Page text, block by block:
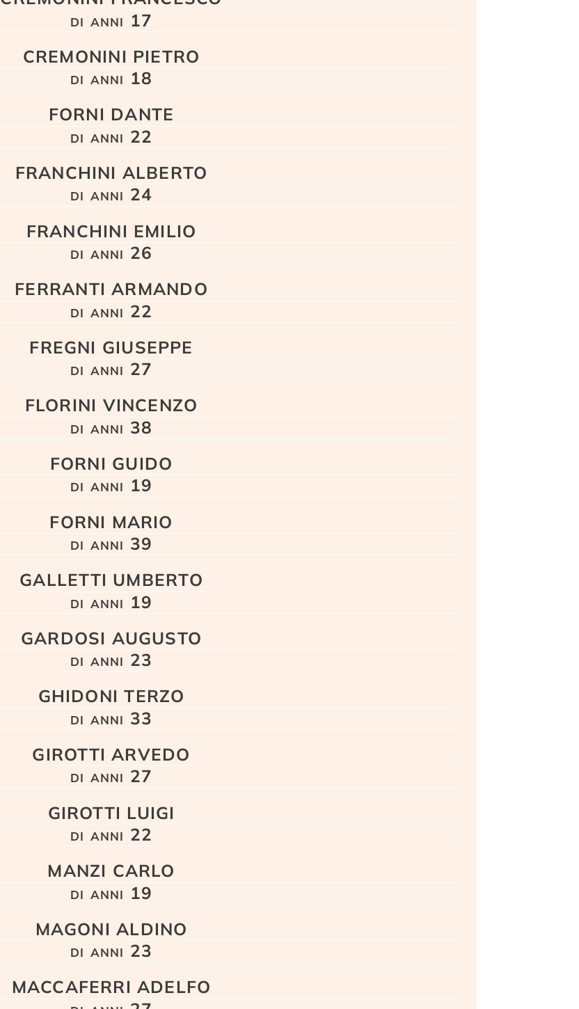
di anni 17
CREMONINI PIETRO
di anni 18
FORNI DANTE
di anni 22
FRANCHINI ALBERTO
di anni 24
FRANCHINI EMILIO
di anni 26
FERRANTI ARMANDO
di anni 22
FREGNI GIUSEPPE
di anni 27
FLORINI VINCENZO
di anni 38
FORNI GUIDO
di anni 19
FORNI MARIO
di anni 39
GALLETTI UMBERTO
di anni 19
GARDOSI AUGUSTO
di anni 23
GHIDONI TERZO
di anni 33
GIROTTI ARVEDO
di anni 27
GIROTTI LUIGI
di anni 22
MANZI CARLO
di anni 19
MAGONI ALDINO
di anni 23
MACCAFERRI ADELFO